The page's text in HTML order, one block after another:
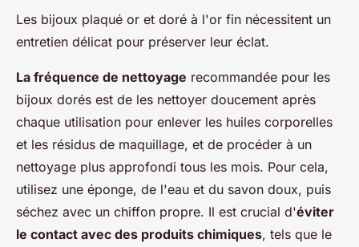
Les bijoux plaqué or et doré à l'or fin nécessitent un
entretien délicat pour préserver leur éclat.
La fréquence de nettoyage recommandée pour les
bijoux dorés est de les nettoyer doucement après
chaque utilisation pour enlever les huiles corporelles
et les résidus de maquillage, et de procéder à un
nettoyage plus approfondi tous les mois. Pour cela,
utilisez une éponge, de l'eau et du savon doux, puis
séchez avec un chiffon propre. Il est crucial d'éviter
le contact avec des produits chimiques, tels que le